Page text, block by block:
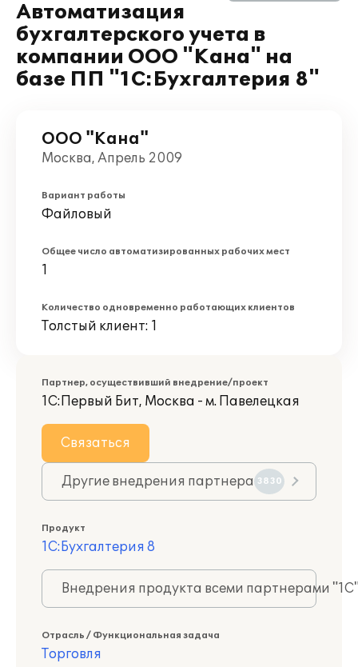
Автоматизация
бухгалтерского учета в
компании ООО "Кана" на
базе ПП "1С:Бухгалтерия 8"
ООО "Кана"
Москва, Апрель 2009
Вариант работы
Файловый
Общее число автоматизированных рабочих мест
1
Количество одновременно работающих клиентов
Толстый клиент: 1
Партнер, осуществивший внедрение/проект
1С:Первый Бит, Москва - м. Павелецкая
Связаться
Другие внедрения партнера 3830
Продукт
1С:Бухгалтерия 8
Внедрения продукта всеми партнерами
Отрасль / Функциональная задача
Торговля